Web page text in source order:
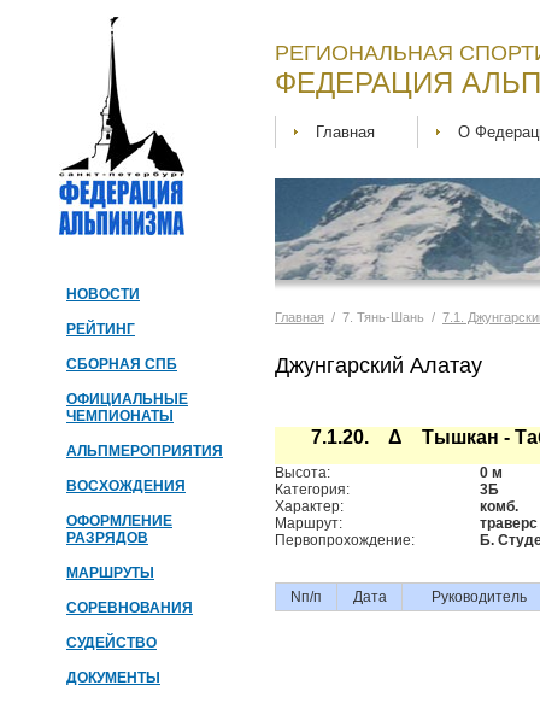
НОВОСТИ
РЕЙТИНГ
СБОРНАЯ СПБ
ОФИЦИАЛЬНЫЕ
ЧЕМПИОНАТЫ
АЛЬПМЕРОПРИЯТИЯ
ВОСХОЖДЕНИЯ
ОФОРМЛЕНИЕ
РАЗРЯДОВ
МАРШРУТЫ
СОРЕВНОВАНИЯ
СУДЕЙСТВО
ДОКУМЕНТЫ
РЕГИОНАЛЬНАЯ
ФЕДЕРАЦИЯ
Главная О
Главная / 7. Тянь-Шань / 7.1.
Джунгарский Алатау
7.1.20. Δ Тышкан -
Высота:
0 м
Категория:
3Б
Характер:
комб.
Маршрут:
Первопрохождение:
Б.
Nп/п Дата Руководитель